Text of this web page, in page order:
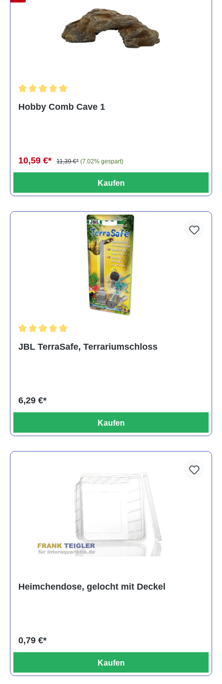
Hobby Comb Cave 1
10,59 €* 11,39 €* (7.02% gespart)
Kaufen
JBL TerraSafe, Terrariumschloss
6,29 €*
Kaufen
Heimchendose, gelocht mit Deckel
0,79 €*
Kaufen